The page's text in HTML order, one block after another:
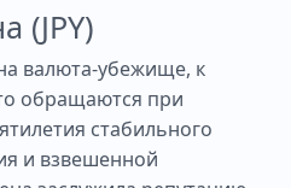
(JPY)
валюта-убежище, к
обращаются при
стабильного
и взвешенной